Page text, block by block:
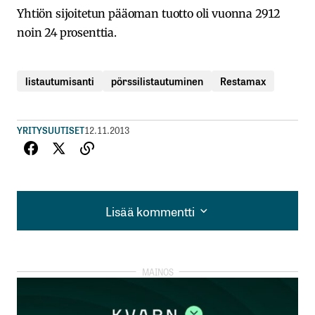
Yhtiön sijoitetun pääoman tuotto oli vuonna 2912
noin 24 prosenttia.
listautumisanti pörssilistautuminen Restamax
YRITYSUUTISET12.11.2013
Lisää kommentti
Lisää kommentti
kirjautua
rekisteröityä